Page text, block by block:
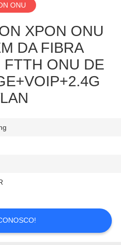
ONU
XPON ONU
DA FIBRA
FTTH ONU DE